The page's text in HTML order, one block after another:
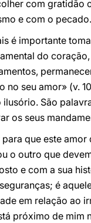
com gratidão
e com o
é importante
do
no seu amor» (v.
ilusório. São
os seus
que este
o outro que
e com a sua
é
em relação ao
próximo de mim